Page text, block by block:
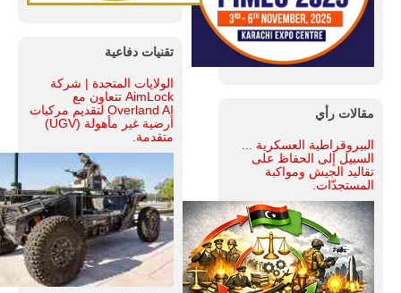
مقالات رأي
البيروقراطية العسكرية ...
السبيل إلى الحفاظ على
تقاليد الجيش ومواكبة
المستجدّات.
تقنيات دفاعية
الولايات المتحدة | شركة
AimLock تتعاون مع
Overland AI لتقديم مركبات
أرضية غير مأهولة (UGV)
متقدمة.